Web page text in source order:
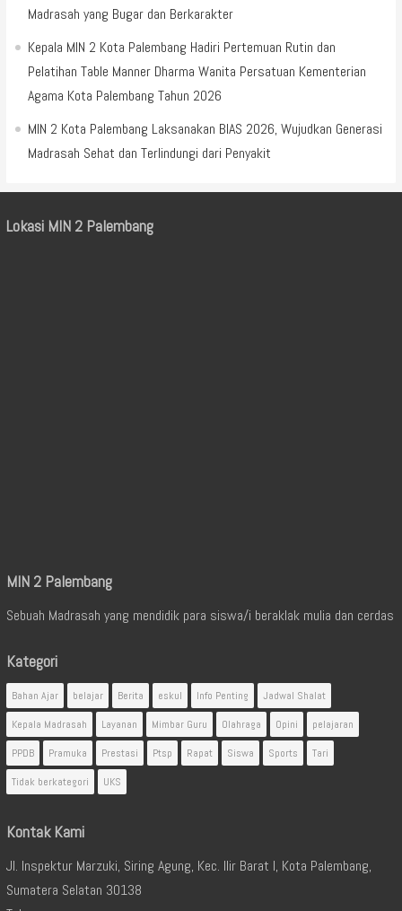
Madrasah yang Bugar dan Berkarakter
Kepala MIN 2 Kota Palembang Hadiri Pertemuan Rutin dan
Pelatihan Table Manner Dharma Wanita Persatuan Kementerian
Agama Kota Palembang Tahun 2026
MIN 2 Kota Palembang Laksanakan BIAS 2026, Wujudkan Generasi
Madrasah Sehat dan Terlindungi dari Penyakit
Lokasi MIN 2 Palembang
MIN 2 Palembang
Sebuah Madrasah yang mendidik para siswa/i beraklak mulia dan cerdas
Kategori
Bahan Ajar belajar Berita eskul Info Penting
Jadwal Shalat
Kepala Madrasah
Layanan Mimbar Guru Olahraga Opini
pelajaran
PPDB
Pramuka Prestasi Ptsp Rapat Siswa Sports
Tari
Tidak berkategori
UKS
Kontak Kami
Jl. Inspektur Marzuki, Siring Agung, Kec. Ilir Barat I, Kota Palembang,
Sumatera Selatan 30138